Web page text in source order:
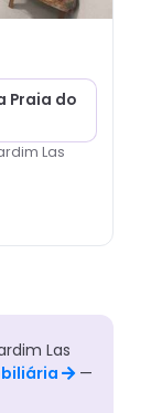
Praia do
Las
Las
—